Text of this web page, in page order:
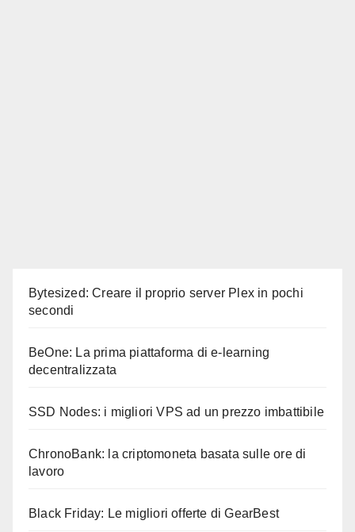
Bytesized: Creare il proprio server Plex in pochi
secondi
BeOne: La prima piattaforma di e-learning
decentralizzata
SSD Nodes: i migliori VPS ad un prezzo imbattibile
ChronoBank: la criptomoneta basata sulle ore di
lavoro
Black Friday: Le migliori offerte di GearBest